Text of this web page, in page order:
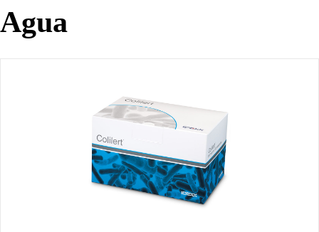
Agua